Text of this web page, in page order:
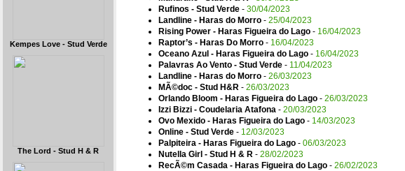
Kempes Love - Stud Verde
The Lord - Stud H & R
Rufinos - Stud Verde - 30/04/2023
Landline - Haras do Morro - 25/04/2023
Rising Power - Haras Figueira do Lago - 16/04/2023
Raptor’s - Haras Do Morro - 16/04/2023
Oceano Azul - Haras Figueira do Lago - 16/04/2023
Palavras Ao Vento - Stud Verde - 11/04/2023
Landline - Haras do Morro - 26/03/2023
MÃ©doc - Stud H&R - 26/03/2023
Orlando Bloom - Haras Figueira do Lago - 26/03/2023
Izzi Bizzi - Coudelaria Atafona - 20/03/2023
Ovo Mexido - Haras Figueira do Lago - 14/03/2023
Online - Stud Verde - 12/03/2023
Palpiteira - Haras Figueira do Lago - 06/03/2023
Nutella Girl - Stud H & R - 28/02/2023
RecÃ©m Casada - Haras Figueira do Lago - 26/02/2023